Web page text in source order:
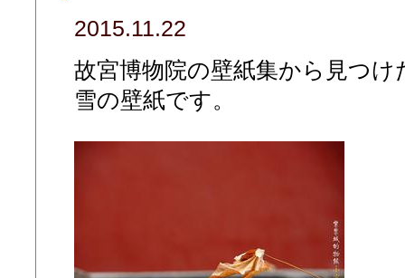
2015.11.22
故宮博物院の壁紙集から見つけ
雪の壁紙です。